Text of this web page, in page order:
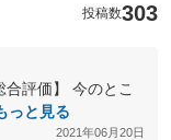
投稿数303
合評価】 今のとこ
っと見る
2021年06月20日